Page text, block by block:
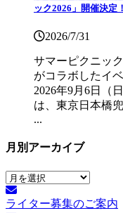
ック2026」開催決定
2026/7/31
サマーピクニッ
がコラボしたイ
2026年9月6日（
は、東京日本橋
...
月別アーカイブ
月
別
ア
ライター募集のご案内